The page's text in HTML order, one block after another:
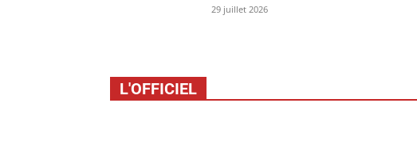
29 juillet 2026
L'OFFICIEL